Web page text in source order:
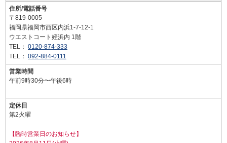
住所/電話番号
〒819-0005
福岡県福岡市西区内浜1-7-12-1
ウエストコート姪浜内 1階
TEL： 0120-874-333
TEL： 092-884-0111
営業時間
午前9時30分〜午後6時
定休日
第2火曜
【臨時営業日のお知らせ】